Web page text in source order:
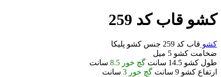
کشو قاب کد 259
کشو قاب کد 259 جنس کشو پلیکا
ضخامت کشو 5 میل
طول کشو 14.5 سانت
گچ خور 8.5
سانت
ارتفاع کشو 9 سانت
گچ خور 3 سانت